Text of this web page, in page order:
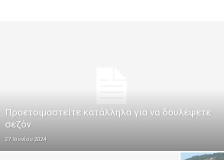
Προετοιμαστείτε κατάλληλα για να δουλέψετε
σεζόν
27 Ιουνίου 2024